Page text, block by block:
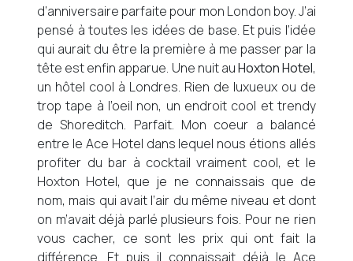
d’anniversaire parfaite pour mon London boy. J’ai
pensé à toutes les idées de base. Et puis l’idée
qui aurait du être la première à me passer par la
tête est enfin apparue. Une nuit auHoxton Hotel,
un hôtel cool à Londres. Rien de luxueux ou de
trop tape à l’oeil non, un endroit cool et trendy
de Shoreditch. Parfait. Mon coeur a balancé
entre le Ace Hotel dans lequel nous étions allés
profiter du bar à cocktail vraiment cool, et le
Hoxton Hotel, que je ne connaissais que de
nom, mais qui avait l’air du même niveau et dont
on m’avait déjà parlé plusieurs fois. Pour ne rien
vous cacher, ce sont les prix qui ont fait la
différence. Et puis il connaissait déjà le Ace